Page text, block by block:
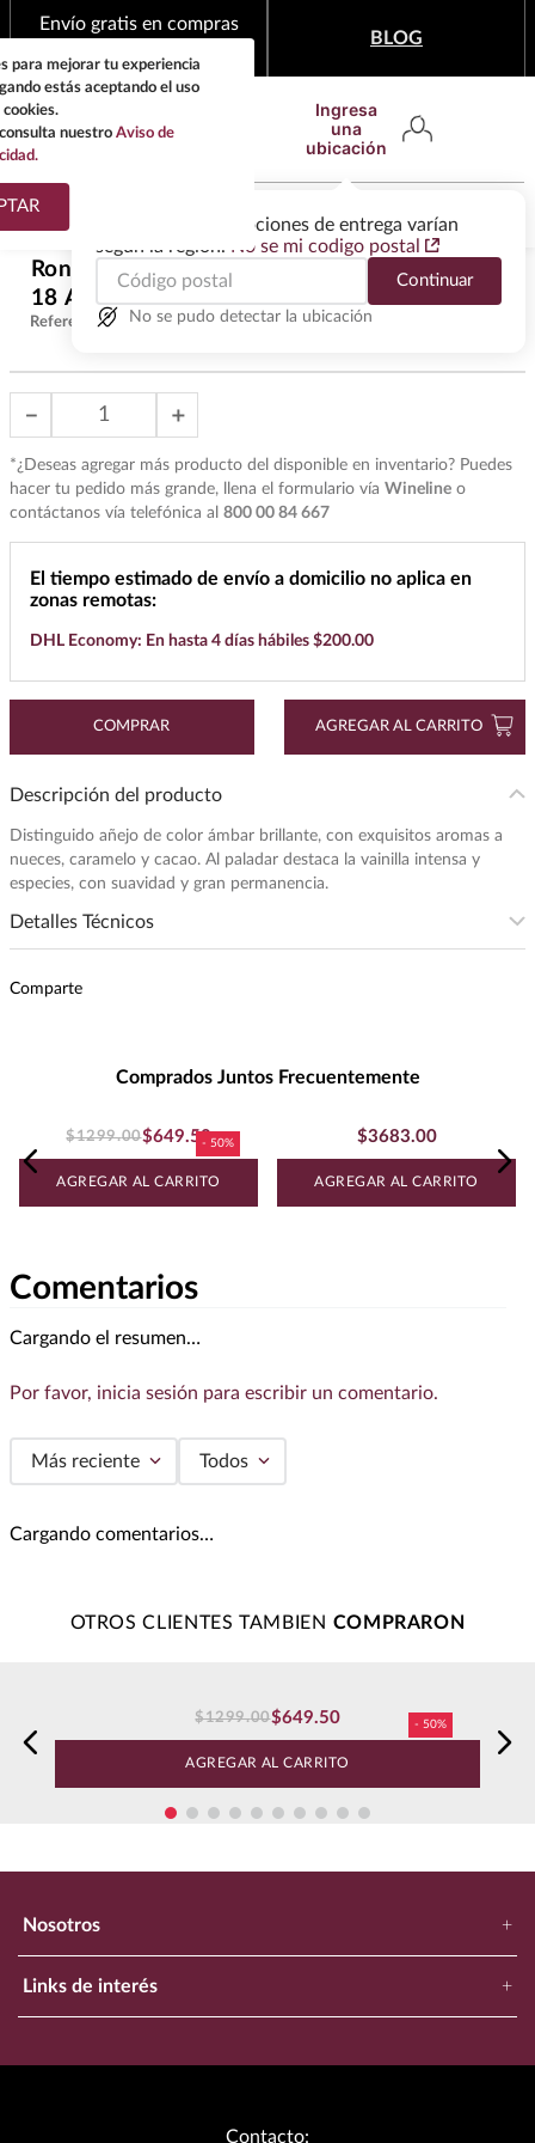
Envío gratis en compras
BLOG
Ingresa
una
ubicación
Las ofertas y las opciones de entrega varían
según la región. No se mi codigo postal
Continuar
No se pudo detectar la ubicación
¿Qué estas buscando?
Ron Flor De Cana Centenario Gold
18 Años 750 ml
$1020
Referencia:R24538
＋
－
*¿Deseas agregar más producto del disponible en inventario? Puedes
hacer tu pedido más grande, llena el formulario vía Wineline o
contáctanos vía telefónica al 800 00 84 667
El tiempo estimado de envío a domicilio no aplica en
zonas remotas:
DHL Economy: En hasta 4 días hábiles $200.00
COMPRAR AGREGAR AL CARRITO
Descripción del producto
Distinguido añejo de color ámbar brillante, con exquisitos aromas a
nueces, caramelo y cacao. Al paladar destaca la vainilla intensa y
especies, con suavidad y gran permanencia.
Detalles Técnicos
Unidad de Medida
Comparte
Comprados Juntos Frecuentemente
$ 649 .50
$1299.00
Ron Bacardi 10 Años 750 ml
$3683.00
Ron Zacapa Centenario X.O 750
ml
Cargando el resumen…
Más reciente Todos
OTROS CLIENTES TAMBIEN
TÉRMINOS MÁS
BUSCADOS
1.
tequila
tequilas
5.
mezcal
7.
cerveza
8.
maestro dobel
don julio
10. black label
para mejorar tu experiencia
estás aceptando el uso
nuestro Aviso de